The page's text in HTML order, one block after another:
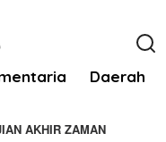
Daerah
AKHIR ZAMAN